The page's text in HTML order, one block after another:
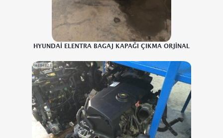
HYUNDAİ ELENTRA BAGAJ KAPAĞI ÇIKMA ORJİNAL